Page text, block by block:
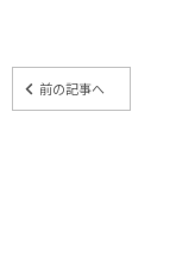
前の記事へ